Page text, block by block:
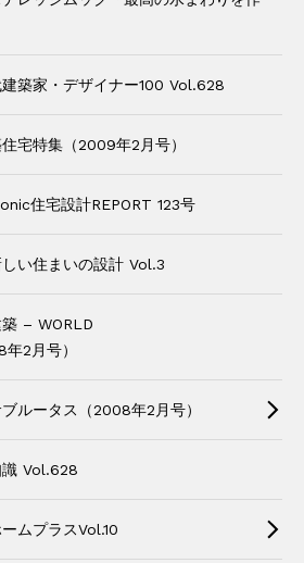
建築家・デザイナー100 Vol.628
宅特集（2009年2月号）
住宅設計REPORT 123号
い住まいの設計 Vol.3
– WORLD
2月号）
ルータス（2008年2月号）
識 Vol.628
ムプラスVol.10